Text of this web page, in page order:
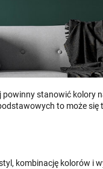
powinny stanowić kolory
to może się
kombinację kolorów i